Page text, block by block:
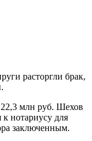
расторгли брак,
млн руб. Шехов
нотариусу для
заключенным.